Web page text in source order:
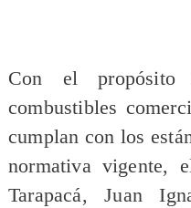
​Con el
combustibles
cumplan con los
normativa vigente,
Tarapacá, Juan